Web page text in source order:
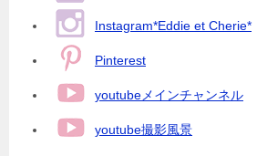
Instagram*Eddie et Cherie*
Pinterest
youtubeメインチャンネル
youtube撮影風景